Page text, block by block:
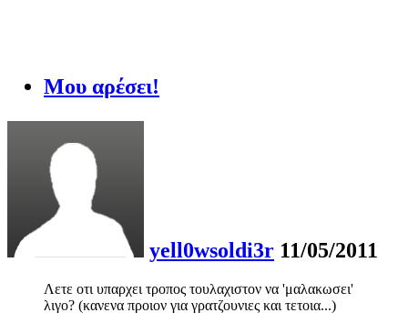
Μου αρέσει!
yell0wsoldi3r 11/05/2011
Λετε οτι υπαρχει τροπος τουλαχιστον να 'μαλακωσει'
λιγο? (κανενα προιον για γρατζουνιες και τετοια...)